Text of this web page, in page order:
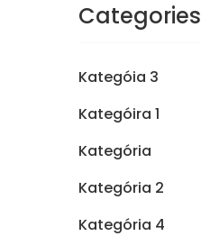
Categories
Kategóia 3
Kategóira 1
Kategória
Kategória 2
Kategória 4